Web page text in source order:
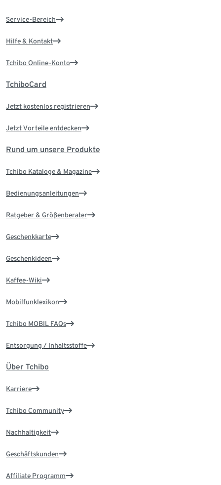
Service-Bereich
Hilfe & Kontakt
Tchibo Online-Konto
TchiboCard
Jetzt kostenlos registrieren
Jetzt Vorteile entdecken
Rund um unsere Produkte
Tchibo Kataloge & Magazine
Bedienungsanleitungen
Ratgeber & Größenberater
Geschenkkarte
Geschenkideen
Kaffee-Wiki
Mobilfunklexikon
Tchibo MOBIL FAQs
Entsorgung / Inhaltsstoffe
Über Tchibo
Karriere
Tchibo Community
Nachhaltigkeit
Geschäftskunden
Affiliate Programm